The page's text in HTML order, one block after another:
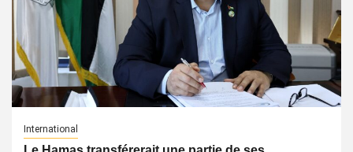
International